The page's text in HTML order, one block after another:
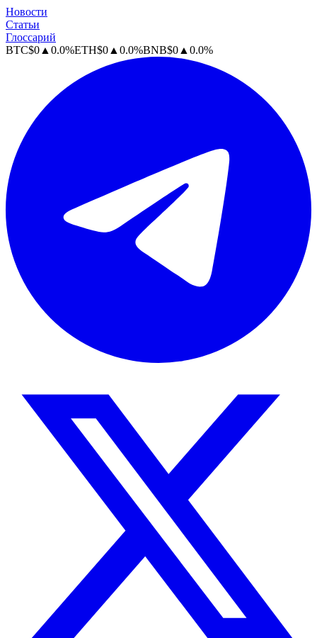
Новости
Статьи
Глоссарий
BTC$0 ▲ 0.0%ETH$0 ▲ 0.0%BNB$0 ▲ 0.0%